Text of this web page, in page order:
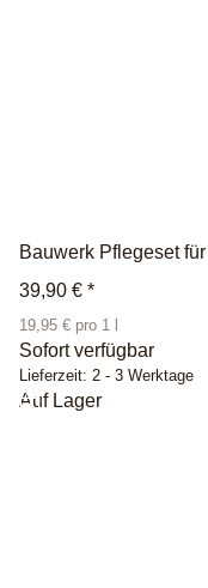
Bauwerk Pflegeset
39,90 € *
19,95 € pro 1 l
Sofort verfügbar
Lieferzeit: 2 - 3 Werktage
Auf Lager